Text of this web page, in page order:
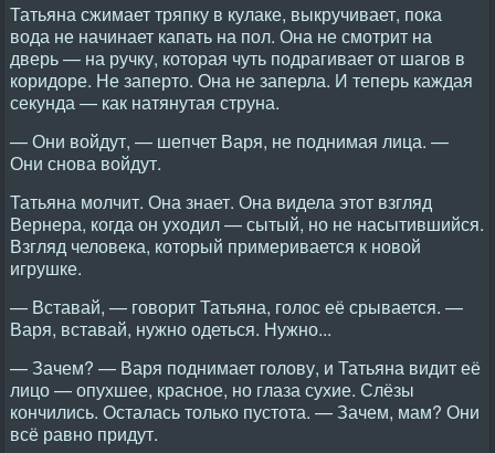
Татьяна сжимает тряпку в кулаке, выкручивает, пока
вода не начинает капать на пол. Она не смотрит на
дверь — на ручку, которая чуть подрагивает от шагов в
коридоре. Не заперто. Она не заперла. И теперь каждая
секунда — как натянутая струна.
— Они войдут, — шепчет Варя, не поднимая лица. —
Они снова войдут.
Татьяна молчит. Она знает. Она видела этот взгляд
Вернера, когда он уходил — сытый, но не насытившийся.
Взгляд человека, который примеривается к новой
игрушке.
— Вставай, — говорит Татьяна, голос её срывается. —
Варя, вставай, нужно одеться. Нужно...
— Зачем? — Варя поднимает голову, и Татьяна видит её
лицо — опухшее, красное, но глаза сухие. Слёзы
кончились. Осталась только пустота. — Зачем, мам? Они
всё равно придут.